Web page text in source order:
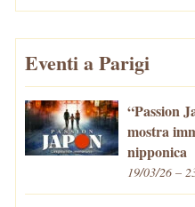
Eventi a Parigi
“Passion
mostra
nipponica
19/03/26 –